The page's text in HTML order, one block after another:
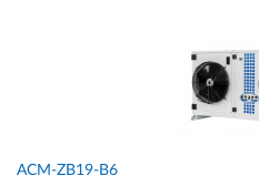
ACM-ZB19-В6